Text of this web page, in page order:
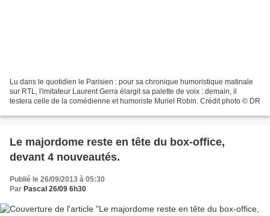
Lu dans le quotidien le Parisien : pour sa chronique humoristique matinale
sur RTL, l'imitateur Laurent Gerra élargit sa palette de voix : demain, il
testera celle de la comédienne et humoriste Muriel Robin. Crédit photo © DR
Le majordome reste en tête du box-office,
devant 4 nouveautés.
Publié le 26/09/2013 à 05:30
Par Pascal 26/09 6h30